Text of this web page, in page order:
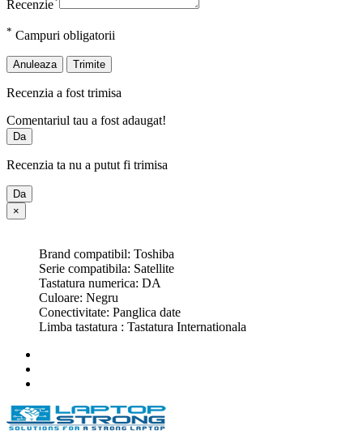
Recenzie
* Campuri obligatorii
Anuleaza Trimite
Recenzia a fost trimisa
Comentariul tau a fost adaugat!
Da
Recenzia ta nu a putut fi trimisa
Da
×
Brand compatibil: Toshiba
Serie compatibila: Satellite
Tastatura numerica: DA
Culoare: Negru
Conectivitate: Panglica date
Limba tastatura : Tastatura Internationala